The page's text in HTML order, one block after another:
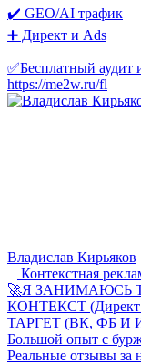
✔️ GEO/AI трафик
➕ Директ и Ads
✅Бесплатный аудит
https://me2w.ru/fl
Владислав Кирьяков
Контекстная
🚀Я ЗАНИМАЮСЬ
КОНТЕКСТ (Директ
ТАРГЕТ (ВК, ФБ И
Большой опыт с
Реальные отзывы за